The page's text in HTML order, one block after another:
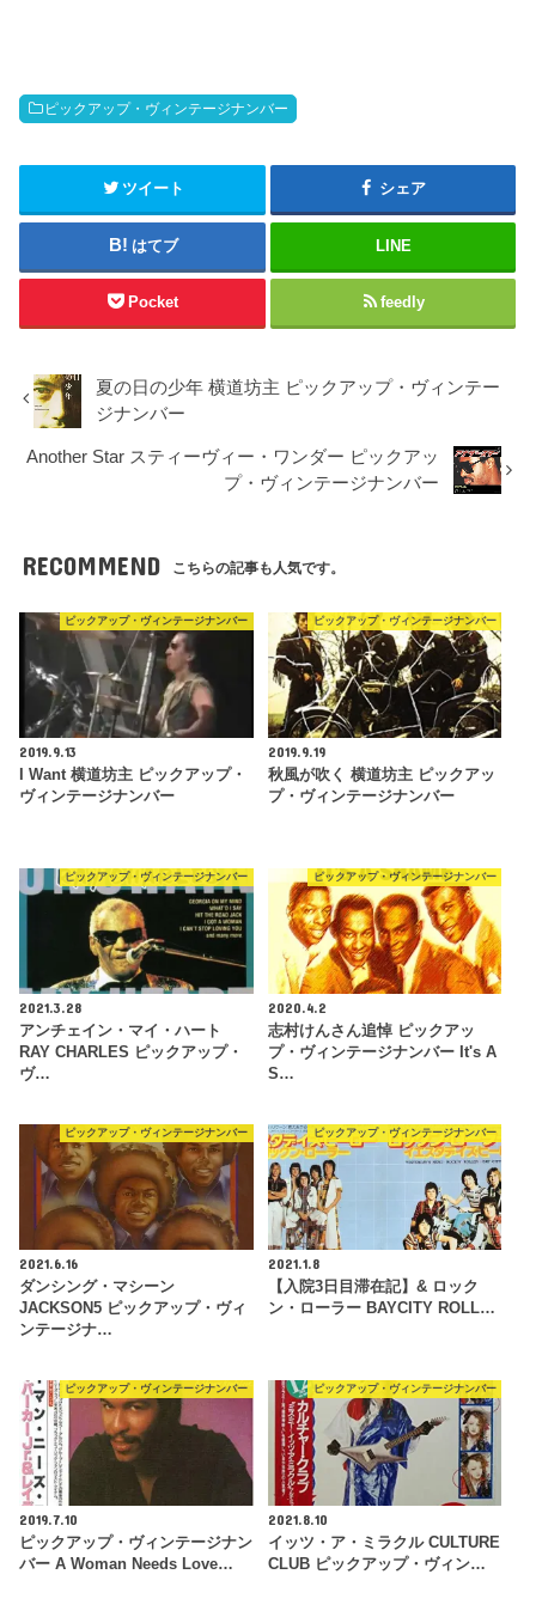
ピックアップ・ヴィンテージナンバー
ツイート シェア
はてブ LINE
Pocket feedly
夏の日の少年 横道坊主 ピックアップ・ヴィンテー
ジナンバー
Another Star スティーヴィー・ワンダー ピックアッ
プ・ヴィンテージナンバー
RECOMMEND こちらの記事も人気です。
ピックアップ・ヴィンテージナンバー
2019.9.13
I Want 横道坊主 ピックアップ・
ヴィンテージナンバー
ピックアップ・ヴィンテージナンバー
2019.9.19
秋風が吹く 横道坊主 ピックアッ
プ・ヴィンテージナンバー
ピックアップ・ヴィンテージナンバー
2021.3.28
アンチェイン・マイ・ハート
RAY CHARLES ピックアップ・
ヴ…
ピックアップ・ヴィンテージナンバー
2020.4.2
志村けんさん追悼 ピックアッ
プ・ヴィンテージナンバー It's A
S…
ピックアップ・ヴィンテージナンバー
2021.6.16
ダンシング・マシーン
JACKSON5 ピックアップ・ヴィ
ンテージナ…
ピックアップ・ヴィンテージナンバー
2021.1.8
【入院3日目滞在記】& ロック
ン・ローラー BAYCITY ROLL…
ピックアップ・ヴィンテージナンバー
2019.7.10
ピックアップ・ヴィンテージナン
バー A Woman Needs Love…
ピックアップ・ヴィンテージナンバー
2021.8.10
イッツ・ア・ミラクル CULTURE
CLUB ピックアップ・ヴィン…